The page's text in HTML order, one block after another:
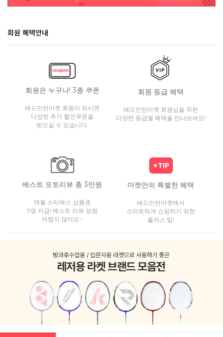
회원 혜택안내
회원은 누구나! 3종 쿠폰
배드민턴마켓 회원이 되시면
다양한 추가 할인쿠폰을
받으실 수 있습니다.
회원 등급 혜택
배드민턴마켓 회원님을 위한
다양한 등급별 혜택을 만나보세요!
베스트 포토리뷰 총 3만원
매월 스타벅스 상품권
3명 지급! 베스트 리뷰 당첨
어렵지 않아요~
마켓만의 특별한 혜택
배드민턴마켓에서
스마트하게 쇼핑하기 위한
플러스 팁!